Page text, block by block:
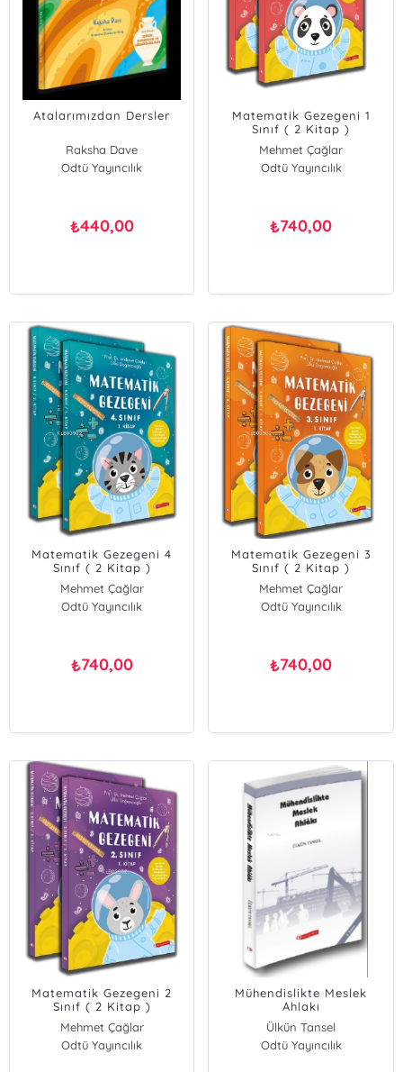
Atalarımızdan Dersler
Raksha Dave
Odtü Yayıncılık
₺440,00
Matematik Gezegeni 1
Sınıf ( 2 Kitap )
Mehmet Çağlar
Ülkü Doğancıoğlu
Odtü Yayıncılık
₺740,00
Matematik Gezegeni 4
Sınıf ( 2 Kitap )
Mehmet Çağlar
Ülkü Doğancıoğlu
Odtü Yayıncılık
₺740,00
Matematik Gezegeni 3
Sınıf ( 2 Kitap )
Mehmet Çağlar
Ülkü Doğancıoğlu
Odtü Yayıncılık
₺740,00
Matematik Gezegeni 2
Sınıf ( 2 Kitap )
Mehmet Çağlar
Ülkü Doğancıoğlu
Odtü Yayıncılık
Mühendislikte Meslek
Ahlakı
Ülkün Tansel
Odtü Yayıncılık